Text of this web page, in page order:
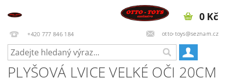
+420 777 846 184 otto-toys@seznam.cz
0 Kč
PLYŠOVÁ LVICE VELKÉ OČI 20CM